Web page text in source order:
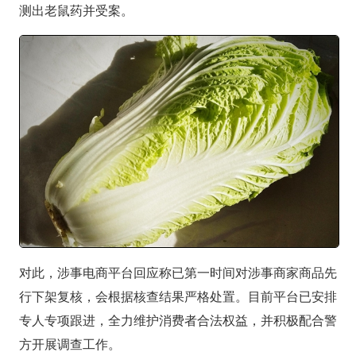
测出老鼠药并受案。
对此，涉事电商平台回应称已第一时间对涉事商家商品先
行下架复核，会根据核查结果严格处置。目前平台已安排
专人专项跟进，全力维护消费者合法权益，并积极配合警
方开展调查工作。